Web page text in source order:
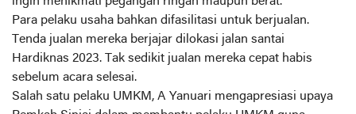
Para pelaku usaha bahkan difasilitasi untuk berjualan.
Tenda jualan mereka berjajar dilokasi jalan santai
Hardiknas 2023. Tak sedikit jualan mereka cepat habis
sebelum acara selesai.
Salah satu pelaku UMKM, A Yanuari mengapresiasi upaya